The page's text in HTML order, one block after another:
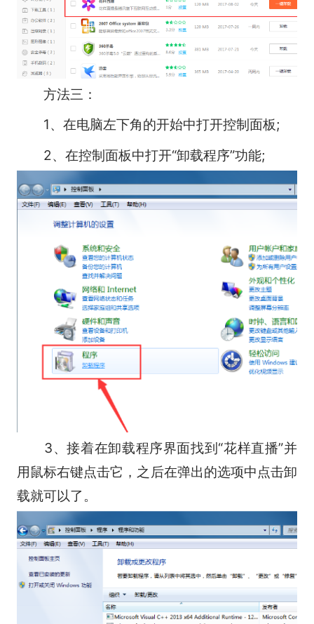
方法三：
1、在电脑左下角的开始中打开控制面板;
2、在控制面板中打开“卸载程序”功能;
3、接着在卸载程序界面找到“花样直播”并
用鼠标右键点击它，之后在弹出的选项中点击卸
载就可以了。